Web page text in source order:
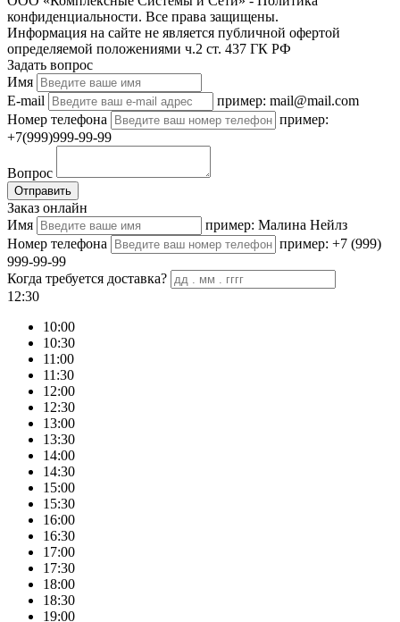
конфиденциальности. Все права защищены.
Информация на сайте не является публичной офертой
определяемой положениями ч.2 ст. 437 ГК РФ
Задать вопрос
Имя
E-mail
пример: mail@mail.com
Номер телефона
пример:
+7(999)999-99-99
Вопрос
Отправить
Заказ онлайн
Имя
пример: Малина Нейлз
Номер телефона
пример: +7 (999)
999-99-99
Когда требуется доставка?
12:30
10:00
10:30
11:00
11:30
12:00
12:30
13:00
13:30
14:00
14:30
15:00
15:30
16:00
16:30
17:00
17:30
18:00
18:30
19:00